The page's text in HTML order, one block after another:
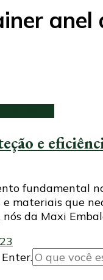
e
fundamental
materiais que
da Maxi